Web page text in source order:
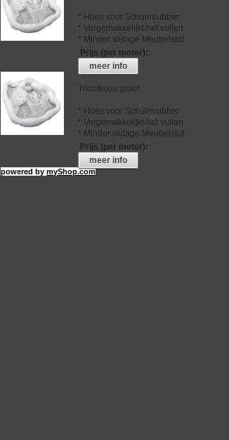
* Hoes voor Schuimrubber
* Vergemakkelijkt het vullen
* Minder slijtage Meubelstof
Prijs (per meter):
meer info
Tricotkous groot
* Hoes voor Schuimrubber
* Vergemakkelijkt het vullen
* Minder slijtage Meubelstof
Prijs (per meter):
meer info
powered bymyShop.com